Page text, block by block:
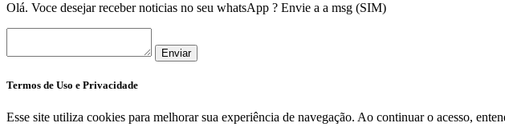
Olá. Voce desejar receber noticias no seu whatsApp ? Envie a a msg (SIM)
Enviar
Termos de Uso e Privacidade
Esse site utiliza cookies para melhorar sua experiência de navegação. Ao continuar o acesso,